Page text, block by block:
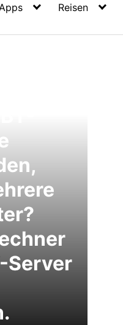
Reisen
Server